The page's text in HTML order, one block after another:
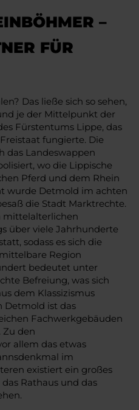
–
FÜR
Das ließe sich so sehen,
je der Mittelpunkt der
Fürstentums Lippe, das
fungierte. Die
das Landeswappen
wo die Lippische
Pferd und dem Rhein
wurde Detmold im achten
die Stadt Marktrechte.
mittelalterlichen
über viele Jahrhunderte
sodass es sich die
Region
bedeutet unter
Befreiung, was sich
dem Klassizismus
Detmold ist das
Fachwerkgebäuden
Zu den
allem das etwas
im
existiert ein großes
Rathaus und das